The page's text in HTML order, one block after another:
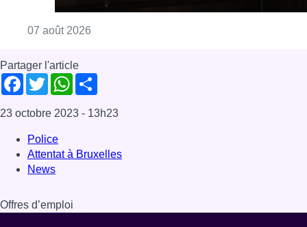
07 août 2026
Partager l'article
Facebook
TwitterWhatsApp
23 octobre 2023 - 13h23
Police
Attentat à Bruxelles
News
Offres d’emploi